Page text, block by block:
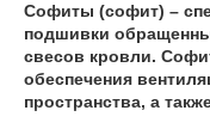
Софиты (софит) –
подшивки
свесов кровли.
обеспечения
пространства, а